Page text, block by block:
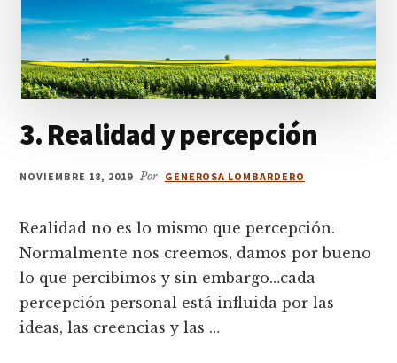
3. Realidad y percepción
NOVIEMBRE 18, 2019 Por GENEROSA LOMBARDERO
Realidad no es lo mismo que percepción.
Normalmente nos creemos, damos por bueno
lo que percibimos y sin embargo…cada
percepción personal está influida por las
ideas, las creencias y las …